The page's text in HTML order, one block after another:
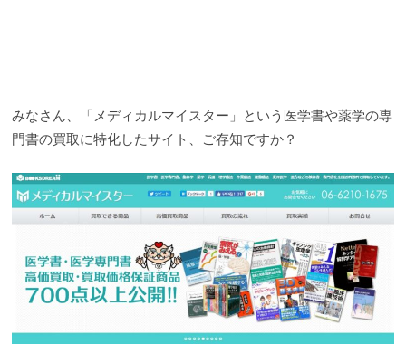
みなさん、「メディカルマイスター」という医学書や薬学の専
門書の買取に特化したサイト、ご存知ですか？